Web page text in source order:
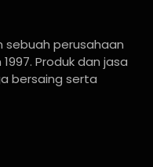
sebuah perusahaan
Produk dan jasa
bersaing serta